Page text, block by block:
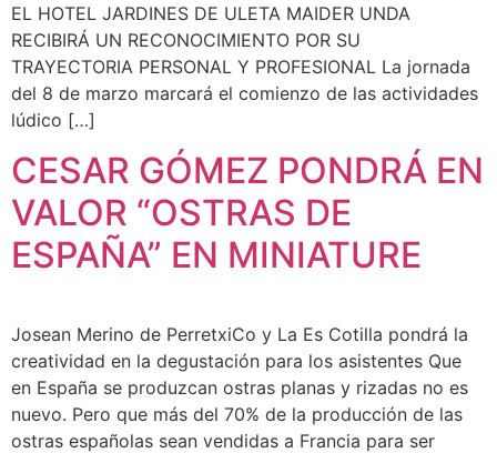
EL HOTEL JARDINES DE ULETA MAIDER UNDA
RECIBIRÁ UN RECONOCIMIENTO POR SU
TRAYECTORIA PERSONAL Y PROFESIONAL La jornada
del 8 de marzo marcará el comienzo de las actividades
lúdico […]
CESAR GÓMEZ PONDRÁ EN
VALOR “OSTRAS DE
ESPAÑA” EN MINIATURE
Josean Merino de PerretxiCo y La Es Cotilla pondrá la
creatividad en la degustación para los asistentes Que
en España se produzcan ostras planas y rizadas no es
nuevo. Pero que más del 70% de la producción de las
ostras españolas sean vendidas a Francia para ser